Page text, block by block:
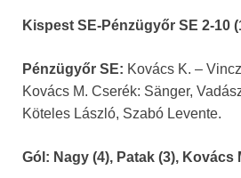
Kispest SE-Pénzügyőr SE 2-10
Pénzügyőr SE: Kovács K. –
Kovács M. Cserék: Sänger,
Köteles László, Szabó Levente.
Gól: Nagy (4), Patak (3), Kovács